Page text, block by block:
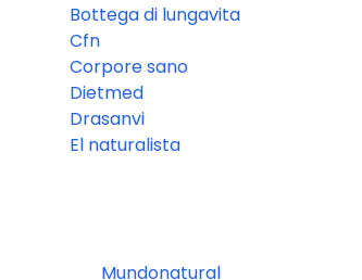
Bottega di lungavita
Cfn
Corpore sano
Dietmed
Drasanvi
El naturalista
Mundonatural